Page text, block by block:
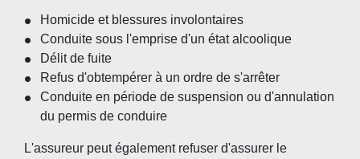
Homicide et blessures involontaires
Conduite sous l'emprise d'un état alcoolique
Délit de fuite
Refus d'obtempérer à un ordre de s'arrêter
Conduite en période de suspension ou d'annulation
du permis de conduire
L'assureur peut également refuser d'assurer le